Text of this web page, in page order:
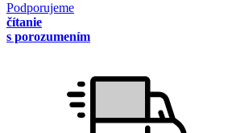
Podporujeme
čítanie
s porozumením